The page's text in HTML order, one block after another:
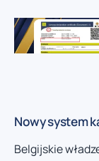
Nowy system
Belgijskie